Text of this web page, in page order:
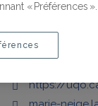
Membres
https://
« Préférences ».